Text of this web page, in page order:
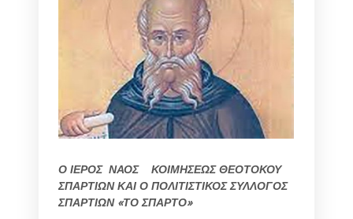
Ο ΙΕΡΟΣ ΝΑΟΣ ΚΟΙΜΗΣΕΩΣ ΘΕΟΤΟΚΟΥ
ΣΠΑΡΤΙΩΝ ΚΑΙ Ο ΠΟΛΙΤΙΣΤΙΚΟΣ ΣΥΛΛΟΓΟΣ
ΣΠΑΡΤΙΩΝ «ΤΟ ΣΠΑΡΤΟ»